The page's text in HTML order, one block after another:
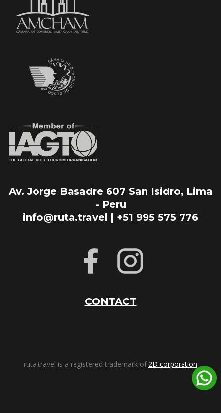
Av. Jorge Basadre 607 San Isidro, Lima
- Peru
info@ruta.travel | +51 995 575 776
CONTACT
ruta.travel is a registered trademark of 2D corporation